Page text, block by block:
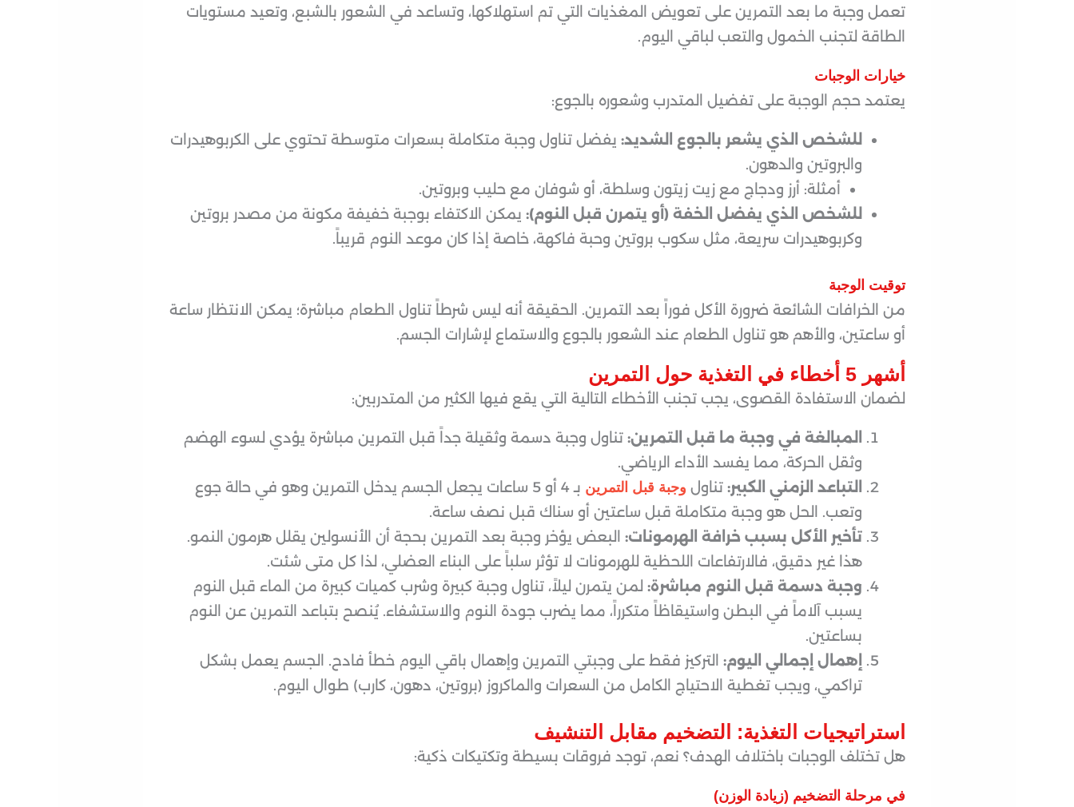
تعمل وجبة ما بعد التمرين على تعويض المغذيات التي تم استهلاكها، وتساعد في الشعور بالشبع، وتعيد مستويات
الطاقة لتجنب الخمول والتعب لباقي اليوم.
خيارات الوجبات
يعتمد حجم الوجبة على تفضيل المتدرب وشعوره بالجوع:
للشخص الذي يشعر بالجوع الشديد:يفضل تناول وجبة متكاملة بسعرات متوسطة تحتوي على الكربوهيدرات
والبروتين والدهون.
أمثلة: أرز ودجاج مع زيت زيتون وسلطة، أو شوفان مع حليب وبروتين.
للشخص الذي يفضل الخفة (أو يتمرن قبل النوم):يمكن الاكتفاء بوجبة خفيفة مكونة من مصدر بروتين
وكربوهيدرات سريعة، مثل سكوب بروتين وحبة فاكهة، خاصة إذا كان موعد النوم قريباً.
توقيت الوجبة
من الخرافات الشائعة ضرورة الأكل فوراً بعد التمرين. الحقيقة أنه ليس شرطاً تناول الطعام مباشرة؛ يمكن الانتظار ساعة
أو ساعتين، والأهم هو تناول الطعام عند الشعور بالجوع والاستماع لإشارات الجسم.
أشهر 5 أخطاء في التغذية حول التمرين
لضمان الاستفادة القصوى، يجب تجنب الأخطاء التالية التي يقع فيها الكثير من المتدربين:
المبالغة في وجبة ما قبل التمرين:تناول وجبة دسمة وثقيلة جداً قبل التمرين مباشرة يؤدي لسوء الهضم
وثقل الحركة، مما يفسد الأداء الرياضي.
التباعد الزمني الكبير:تناول وجبة قبل التمرين
بـ 4 أو 5 ساعات يجعل الجسم يدخل التمرين وهو في حالة جوع
وتعب. الحل هو وجبة متكاملة قبل ساعتين أو سناك قبل نصف ساعة.
تأخير الأكل بسبب خرافة الهرمونات:البعض يؤخر وجبة بعد التمرين بحجة أن الأنسولين يقلل هرمون النمو.
هذا غير دقيق، فالارتفاعات اللحظية للهرمونات لا تؤثر سلباً على البناء العضلي، لذا كل متى شئت.
وجبة دسمة قبل النوم مباشرة:لمن يتمرن ليلاً، تناول وجبة كبيرة وشرب كميات كبيرة من الماء قبل النوم
يسبب آلاماً في البطن واستيقاظاً متكرراً، مما يضرب جودة النوم والاستشفاء. يُنصح بتباعد التمرين عن النوم
بساعتين.
إهمال إجمالي اليوم:التركيز فقط على وجبتي التمرين وإهمال باقي اليوم خطأ فادح. الجسم يعمل بشكل
تراكمي، ويجب تغطية الاحتياج الكامل من السعرات والماكروز (بروتين، دهون، كارب) طوال اليوم.
استراتيجيات التغذية: التضخيم مقابل التنشيف
هل تختلف الوجبات باختلاف الهدف؟ نعم، توجد فروقات بسيطة وتكتيكات ذكية:
في مرحلة التضخيم (زيادة الوزن)